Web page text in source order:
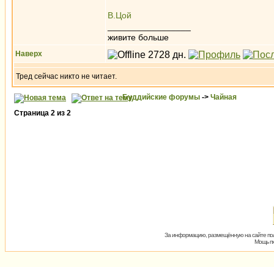
В.Цой
живите больше
Наверх
Тред сейчас никто не читает.
Буддийские форумы -> Чайная
Страница 2 из 2
За информацию, размещённую на сайте
Мощь